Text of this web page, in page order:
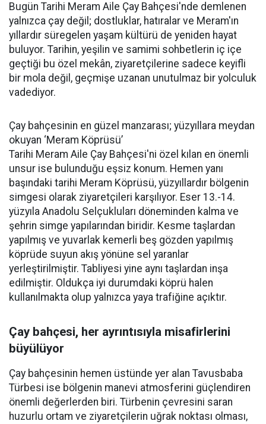
Bugün Tarihi Meram Aile Çay Bahçesi'nde demlenen
yalnızca çay değil; dostluklar, hatıralar ve Meram'ın
yıllardır süregelen yaşam kültürü de yeniden hayat
buluyor. Tarihin, yeşilin ve samimi sohbetlerin iç içe
geçtiği bu özel mekân, ziyaretçilerine sadece keyifli
bir mola değil, geçmişe uzanan unutulmaz bir yolculuk
vadediyor.
Çay bahçesinin en güzel manzarası; yüzyıllara meydan
okuyan ‘Meram Köprüsü’
Tarihi Meram Aile Çay Bahçesi'ni özel kılan en önemli
unsur ise bulunduğu eşsiz konum. Hemen yanı
başındaki tarihi Meram Köprüsü, yüzyıllardır bölgenin
simgesi olarak ziyaretçileri karşılıyor. Eser 13.-14.
yüzyıla Anadolu Selçukluları döneminden kalma ve
şehrin simge yapılarından biridir. Kesme taşlardan
yapılmış ve yuvarlak kemerli beş gözden yapılmış
köprüde suyun akış yönüne sel yaranlar
yerleştirilmiştir. Tabliyesi yine aynı taşlardan inşa
edilmiştir. Oldukça iyi durumdaki köprü halen
kullanılmakta olup yalnızca yaya trafiğine açıktır.
Çay bahçesi, her ayrıntısıyla misafirlerini
büyülüyor
Çay bahçesinin hemen üstünde yer alan Tavusbaba
Türbesi ise bölgenin manevi atmosferini güçlendiren
önemli değerlerden biri. Türbenin çevresini saran
huzurlu ortam ve ziyaretçilerin uğrak noktası olması,